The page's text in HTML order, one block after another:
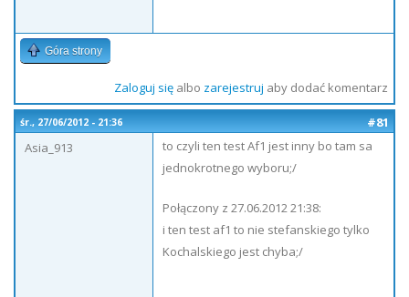
Góra strony
Zaloguj sięalbo zarejestruj aby dodać komentarz
śr., 27/06/2012 - 21:36
#81
Asia_913
to czyli ten test Af1 jest inny bo tam sa
jednokrotnego wyboru;/
Połączony z 27.06.2012 21:38:
i ten test af1 to nie stefanskiego tylko
Kochalskiego jest chyba;/